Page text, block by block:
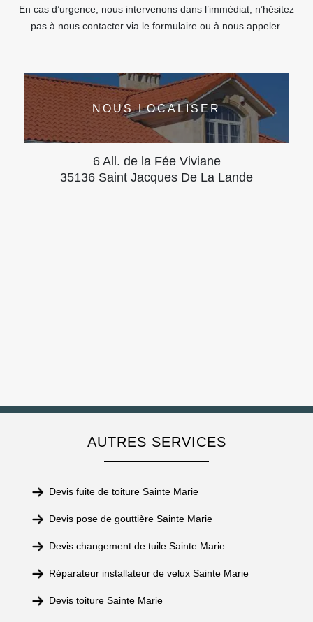
En cas d’urgence, nous intervenons dans l’immédiat, n’hésitez
pas à nous contacter via le formulaire ou à nous appeler.
NOUS LOCALISER
6 All. de la Fée Viviane
35136 Saint Jacques De La Lande
AUTRES SERVICES
Devis fuite de toiture Sainte Marie
Devis pose de gouttière Sainte Marie
Devis changement de tuile Sainte Marie
Réparateur installateur de velux Sainte Marie
Devis toiture Sainte Marie